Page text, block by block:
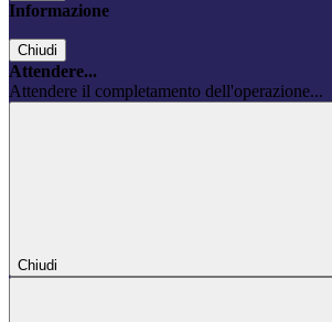
Informazione
Chiudi
Attendere...
Attendere il completamento dell'operazione...
Chiudi